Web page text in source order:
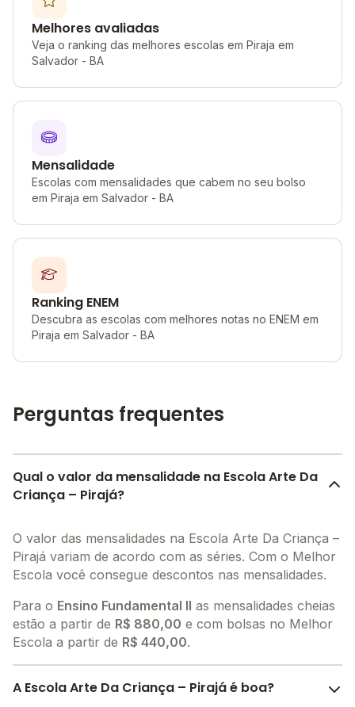
Melhores avaliadas
Veja o ranking das melhores escolas em Piraja em
Salvador - BA
Mensalidade
Escolas com mensalidades que cabem no seu bolso
em Piraja em Salvador - BA
Ranking ENEM
Descubra as escolas com melhores notas no ENEM em
Piraja em Salvador - BA
Perguntas frequentes
Qual o valor da mensalidade na Escola Arte Da
Criança – Pirajá?
O valor das mensalidades na Escola Arte Da Criança –
Pirajá variam de acordo com as séries. Com o Melhor
Escola você consegue descontos nas mensalidades.
Para o Ensino Fundamental II as mensalidades cheias
estão a partir de R$ 880,00 e com bolsas no Melhor
Escola a partir de R$ 440,00.
A Escola Arte Da Criança – Pirajá é boa?